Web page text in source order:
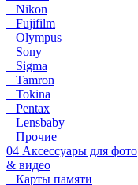
Nikon
Fujifilm
Olympus
Sony
Sigma
Tamron
Tokina
Pentax
Lensbaby
Прочие
04 Аксессуары для фото
& видео
Карты памяти